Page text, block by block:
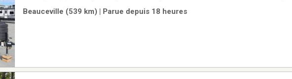
loft doubleÉlectroménagers format
Beauceville (539 km) | Parue depuis 18 heures